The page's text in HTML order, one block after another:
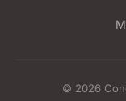
© 2026